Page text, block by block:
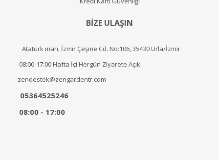
BİZE ULAŞIN
Atatürk mah, İzmir Çeşme Cd. No:106, 35430 Urla/İzmir
08:00-17:00 Hafta İçi Hergün Ziyarete Açık
zendestek@zengardentr.com
05364525246
08:00 - 17:00